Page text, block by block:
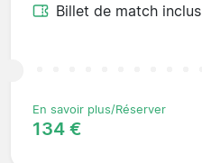
Billet de match inclus
En savoir plus/Réserver
134 €